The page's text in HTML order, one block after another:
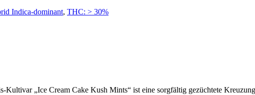
Indica-dominant, THC: > 30%
„Ice Cream Cake Kush Mints“ ist eine sorgfältig gezüchtete